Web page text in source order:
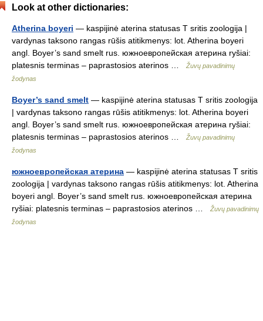
Look at other dictionaries:
Atherina boyeri — kaspijinė aterina statusas T sritis zoologija |
vardynas taksono rangas rūšis atitikmenys: lot. Atherina boyeri
angl. Boyer’s sand smelt rus. южноевропейская атерина ryšiai:
platesnis terminas – paprastosios aterinos …
Žuvų pavadinimų
žodynas
Boyer’s sand smelt — kaspijinė aterina statusas T sritis zoologija
| vardynas taksono rangas rūšis atitikmenys: lot. Atherina boyeri
angl. Boyer’s sand smelt rus. южноевропейская атерина ryšiai:
platesnis terminas – paprastosios aterinos …
Žuvų pavadinimų
žodynas
южноевропейская атерина — kaspijinė aterina statusas T sritis
zoologija | vardynas taksono rangas rūšis atitikmenys: lot. Atherina
boyeri angl. Boyer’s sand smelt rus. южноевропейская атерина
ryšiai: platesnis terminas – paprastosios aterinos …
Žuvų pavadinimų
žodynas